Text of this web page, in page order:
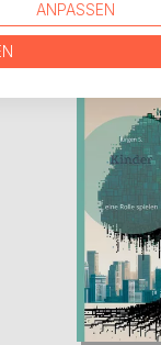
BEI
ANPASSEN